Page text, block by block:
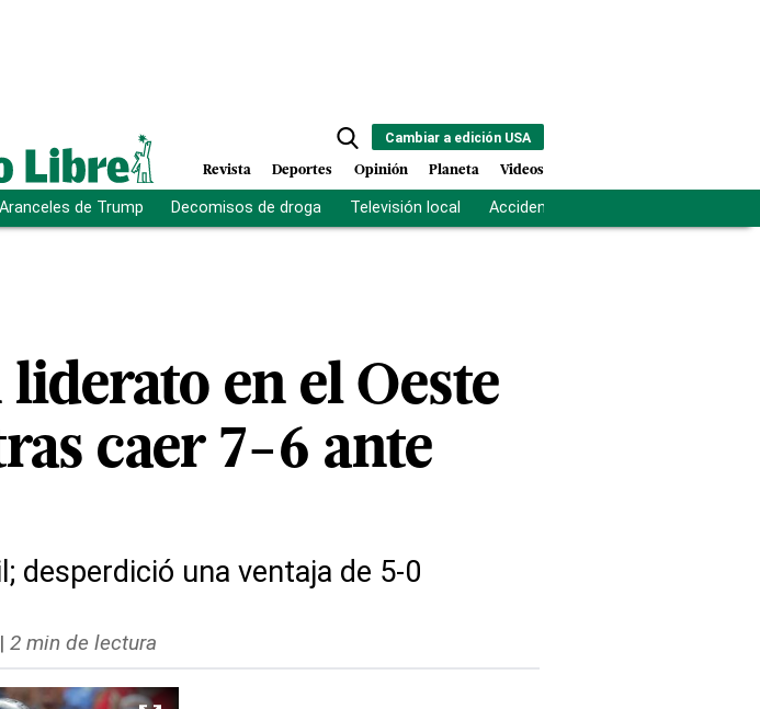
Cambiar a edición USA
Revista Deportes Opinión Planeta Videos
Aranceles de Trump Decomisos de droga Televisión local Accidente Los Ríos
en el Oeste
caer 7-6 ante
desperdició una ventaja de 5-0
| 2 min de lectura